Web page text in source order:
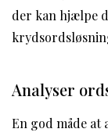
der kan hjælpe
Analyser
En god måde at